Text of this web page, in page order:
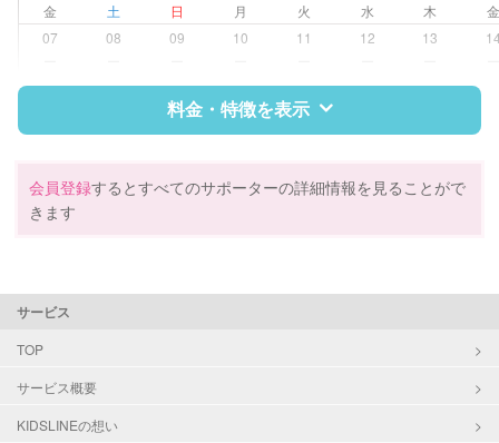
金 土 日 月 火 水 木
07
08 09 10 11 12 13
料金・特徴を表示
資格
管理栄養士
会員登録するとすべてのサポーターの詳細情報を見ることがで
きます
サービス
TOP
サービス概要
KIDSLINEの想い